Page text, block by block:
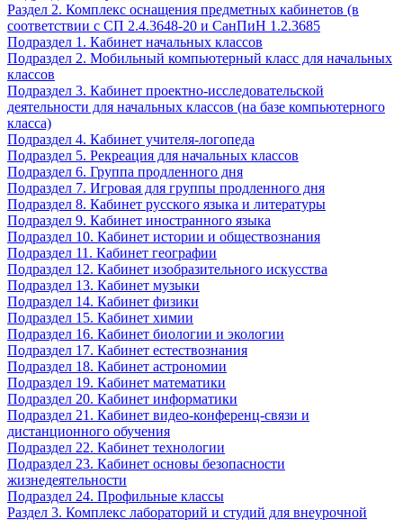
Раздел 2. Комплекс оснащения предметных кабинетов (в
соответствии с СП 2.4.3648-20 и СанПиН 1.2.3685
Подраздел 1. Кабинет начальных классов
Подраздел 2. Мобильный компьютерный класс для начальных
классов
Подраздел 3. Кабинет проектно-исследовательской
деятельности для начальных классов (на базе компьютерного
класса)
Подраздел 4. Кабинет учителя-логопеда
Подраздел 5. Рекреация для начальных классов
Подраздел 6. Группа продленного дня
Подраздел 7. Игровая для группы продленного дня
Подраздел 8. Кабинет русского языка и литературы
Подраздел 9. Кабинет иностранного языка
Подраздел 10. Кабинет истории и обществознания
Подраздел 11. Кабинет географии
Подраздел 12. Кабинет изобразительного искусства
Подраздел 13. Кабинет музыки
Подраздел 14. Кабинет физики
Подраздел 15. Кабинет химии
Подраздел 16. Кабинет биологии и экологии
Подраздел 17. Кабинет естествознания
Подраздел 18. Кабинет астрономии
Подраздел 19. Кабинет математики
Подраздел 20. Кабинет информатики
Подраздел 21. Кабинет видео-конференц-связи и
дистанционного обучения
Подраздел 22. Кабинет технологии
Подраздел 23. Кабинет основы безопасности
жизнедеятельности
Подраздел 24. Профильные классы
Раздел 3. Комплекс лабораторий и студий для внеурочной